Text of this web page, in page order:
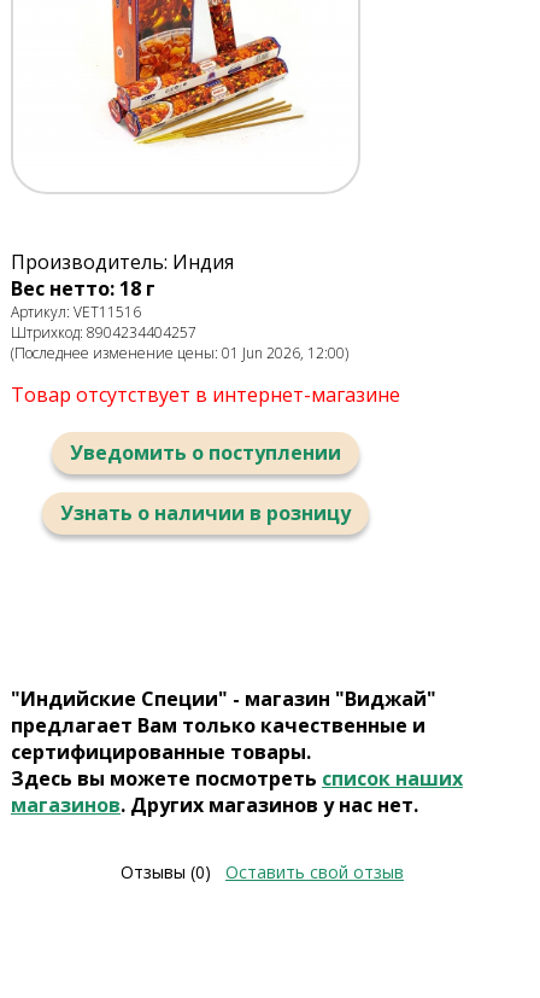
Производитель: Индия
Вес нетто: 18 г
Артикул: VET11516
Штрихкод: 8904234404257
(Последнее изменение цены: 01 Jun 2026, 12:00)
Товар отсутствует в интернет-магазине
Уведомить о поступлении
Узнать о наличии в розницу
"Индийские Специи" - магазин "Виджай"
предлагает Вам только качественные и
сертифицированные товары.
Здесь вы можете посмотреть список наших
магазинов. Других магазинов у нас нет.
Отзывы (0) Оставить свой отзыв